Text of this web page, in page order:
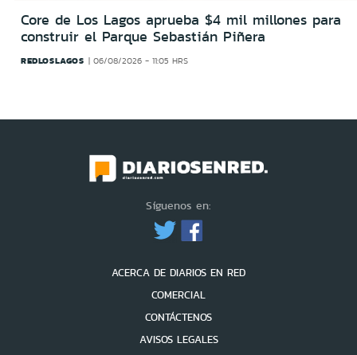
Core de Los Lagos aprueba $4 mil millones para
construir el Parque Sebastián Piñera
REDLOSLAGOS 06/08/2026 - 11:05 HRS
Síguenos en:
ACERCA DE DIARIOS EN RED
COMERCIAL
CONTÁCTENOS
AVISOS LEGALES